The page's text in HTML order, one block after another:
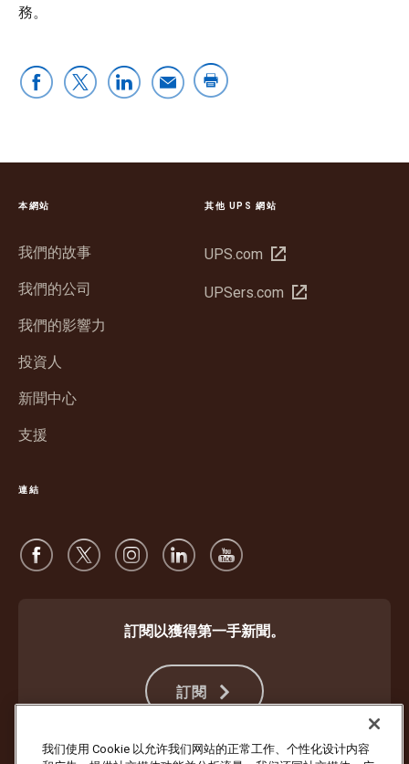
務。
本網站
我們的故事
我們的公司
我們的影響力
投資人
新聞中心
支援
其他 UPS 網站
UPS.com 在
視
UPSers.com 在
連結
訂閱以獲得第一手新聞。
訂閱
我们使用 Cookie 以允许我们网站的正常工作、个性化设计内容